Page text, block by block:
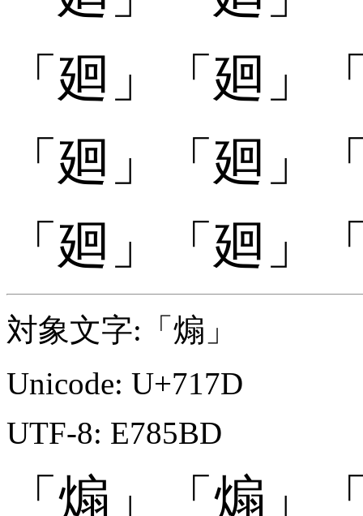
「廻󠄅」 「廻󠄅」
「廻󠄆」 「廻󠄆」
「廻󠄇」 「廻󠄇」
対象文字:「煽」
Unicode: U+717D
UTF-8: E785BD
「煽」 「煽」